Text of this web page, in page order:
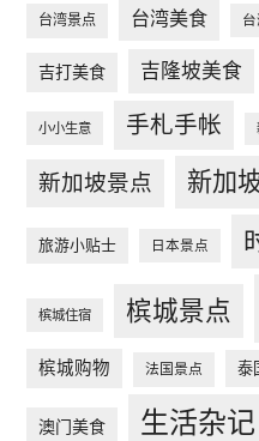
台湾景点 台湾美食
吉打美食 吉隆坡美食
小小生意 手札手帐
新加坡景点 新加
旅游小贴士 日本景点
槟城住宿 槟城景点
槟城购物 法国景点 泰
澳门美食 生活杂记